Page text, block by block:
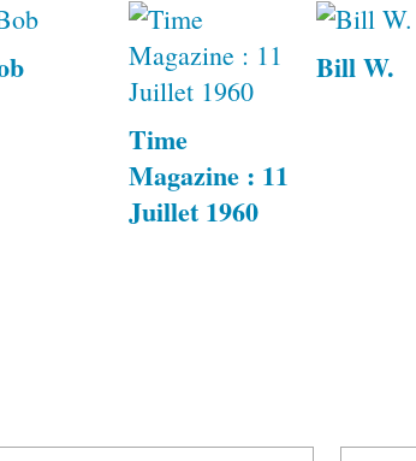
Time
Magazine : 11
Juillet 1960
Bill W.